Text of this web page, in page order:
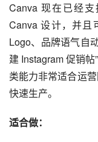
Canva 现在已经
Canva 设计，并且
Logo、品牌语气自
建 Instagram 促销
类能力非常适合运
快速生产。
适合做：